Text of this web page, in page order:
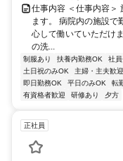
仕事内容 ＜仕事内容＞
ます。 病院内の施設で
心して働いていただけ
の洗...
制服あり 扶養内勤務OK 社
土日祝のみOK
主婦・主夫歓迎
即日勤務OK
平日のみOK 転
有資格者歓迎
研修あり 夕方
正社員